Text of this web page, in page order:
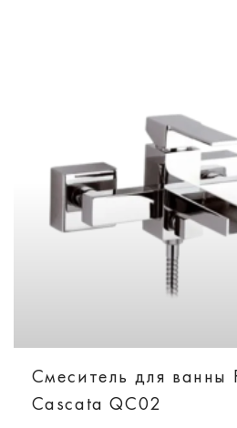
Смеситель для ванны
Cascata QC02